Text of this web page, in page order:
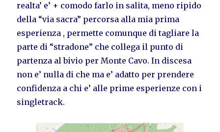
realta’ e’ + comodo farlo in salita, meno ripido
della “via sacra” percorsa alla mia prima
esperienza , permette comunque di tagliare la
parte di “stradone” che collega il punto di
partenza al bivio per Monte Cavo. In discesa
non e’ nulla di che ma e’ adatto per prendere
confidenza a chi e’ alle prime esperienze con i
singletrack.